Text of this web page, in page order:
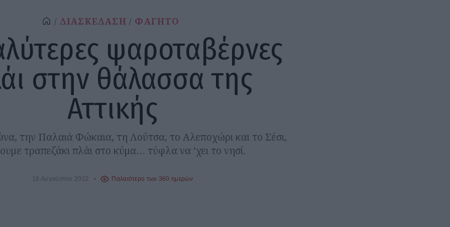
ΔΙΑΣΚΕΔΑΣΗ ΦΑΓΗΤΟ
ψαροταβέρνες
στην θάλασσα της
Αττικής
την Παλαιά Φώκαια, τη Λούτσα, το Αλεποχώρι και το Σέσι,
τραπεζάκι πλάι στο κύμα… τύφλα να ‘χει το νησί.
18 Αυγούστου 2022 Παλαιότερο των 360 ημερών